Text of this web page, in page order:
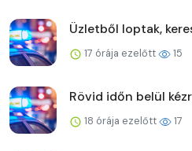
Üzletből loptak,
17 órája ezelőtt 15
Rövid időn belül
18 órája ezelőtt 17